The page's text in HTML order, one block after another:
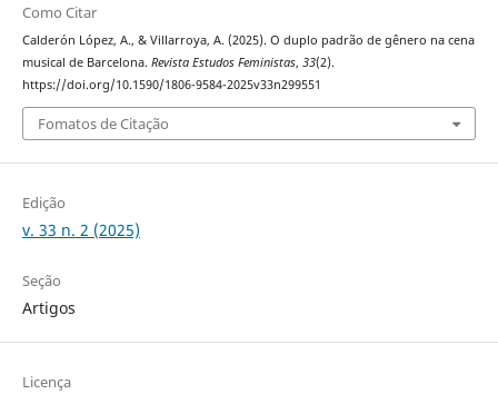
Como Citar
Calderón López, A., & Villarroya, A. (2025). O duplo padrão de gênero na cena
musical de Barcelona. Revista Estudos Feministas, 33(2).
https://doi.org/10.1590/1806-9584-2025v33n299551
Fomatos de Citação
Edição
v. 33 n. 2 (2025)
Seção
Artigos
Licença